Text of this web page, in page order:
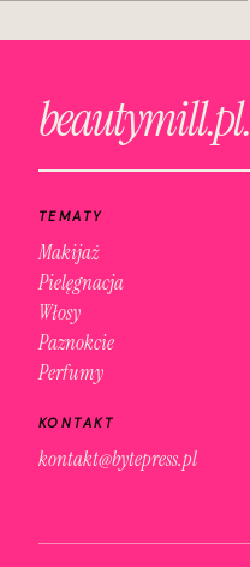
beautymill.pl.
TEMATY
Makijaż
Pielęgnacja
Włosy
Paznokcie
Perfumy
KONTAKT
kontakt@bytepress.pl